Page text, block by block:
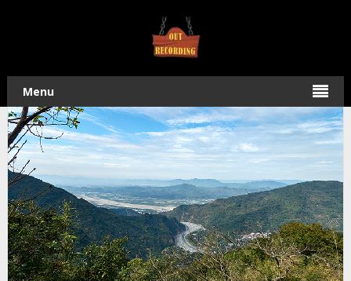
Menu
/ 尾寮山北峰 – 探索路線